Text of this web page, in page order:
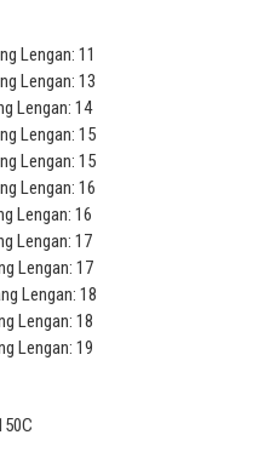
Lengan: 11
Lengan: 13
Lengan: 14
Lengan: 15
Lengan: 15
Lengan: 16
Lengan: 16
Lengan: 17
Lengan: 17
Lengan: 18
Lengan: 18
Lengan: 19